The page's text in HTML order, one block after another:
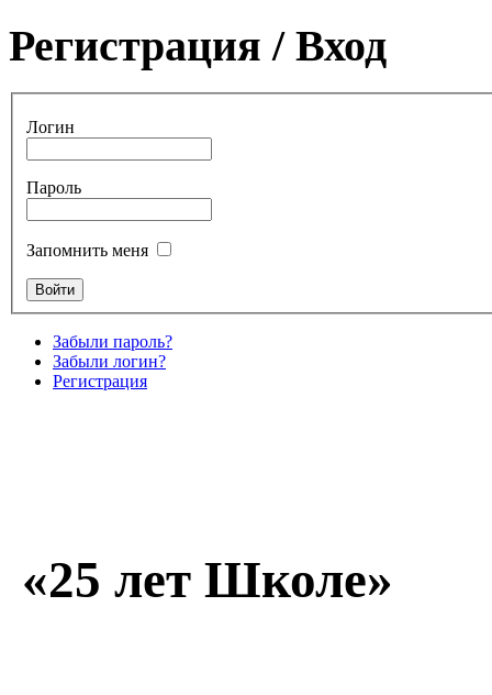
Регистрация / Вход
Логин
Пароль
Запомнить меня
Забыли пароль?
Забыли логин?
Регистрация
«25 лет Школе»